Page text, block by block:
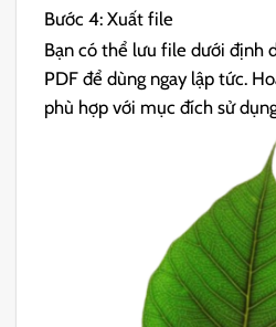
Bước 4: Xuất file
Bạn có thể lưu file dưới định
PDF để dùng ngay lập tức.
phù hợp với mục đích sử